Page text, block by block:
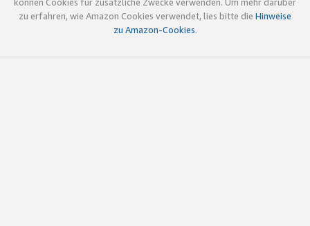
können Cookies für zusätzliche Zwecke verwenden. Um mehr darüber
zu erfahren, wie Amazon Cookies verwendet, lies bitte die Hinweise
zu Amazon-Cookies.